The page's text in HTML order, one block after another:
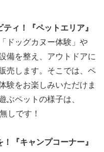
ィ！『ペットエリア』
ドッグカヌー体験」や
備を整え、アウトドアに
売します。そこでは、ペ
験をお楽しみいただけま
ぶペットの様子は、
しです！
『キャンプコーナー』